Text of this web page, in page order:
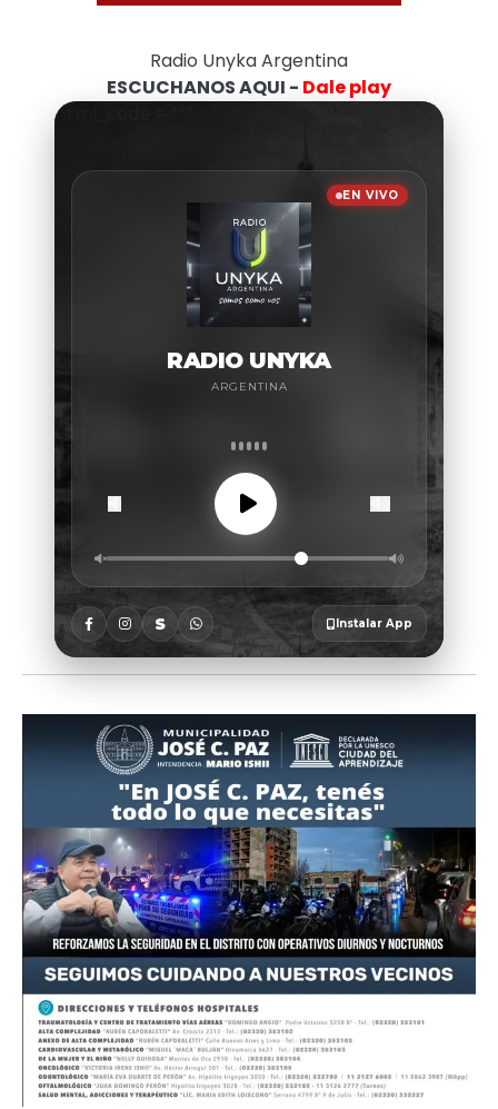
Radio Unyka Argentina
ESCUCHANOS AQUI - Dale play